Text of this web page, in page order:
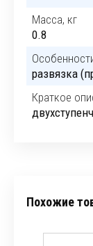
Масса, кг
0.8
развязка
Краткое
Похожие